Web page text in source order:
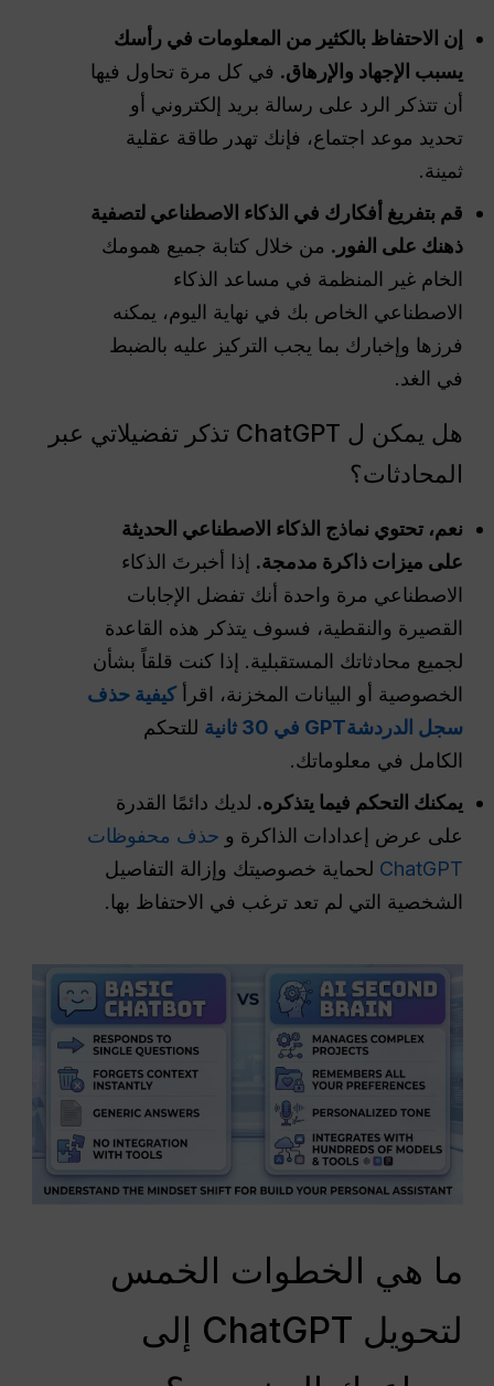
إن الاحتفاظ بالكثير من المعلومات في رأسك
يسبب الإجهاد والإرهاق. في كل مرة تحاول فيها
أن تتذكر الرد على رسالة بريد إلكتروني أو
تحديد موعد اجتماع، فإنك تهدر طاقة عقلية
ثمينة.
قم بتفريغ أفكارك في الذكاء الاصطناعي لتصفية
ذهنك على الفور. من خلال كتابة جميع همومك
الخام غير المنظمة في مساعد الذكاء
الاصطناعي الخاص بك في نهاية اليوم، يمكنه
فرزها وإخبارك بما يجب التركيز عليه بالضبط
في الغد.
هل يمكن ل ChatGPT تذكر تفضيلاتي عبر
المحادثات؟
نعم، تحتوي نماذج الذكاء الاصطناعي الحديثة
على ميزات ذاكرة مدمجة. إذا أخبرتَ الذكاء
الاصطناعي مرة واحدة أنك تفضل الإجابات
القصيرة والنقطية، فسوف يتذكر هذه القاعدة
لجميع محادثاتك المستقبلية. إذا كنت قلقاً بشأن
الخصوصية أو البيانات المخزنة، اقرأكيفية حذف
سجل الدردشةGPT في 30 ثانية
للتحكم
الكامل في معلوماتك.
يمكنك التحكم فيما يتذكره. لديك دائمًا القدرة
على عرض إعدادات الذاكرة و حذف محفوظات
ChatGPT لحماية خصوصيتك وإزالة التفاصيل
الشخصية التي لم تعد ترغب في الاحتفاظ بها.
ما هي الخطوات الخمس
لتحويل ChatGPT إلى